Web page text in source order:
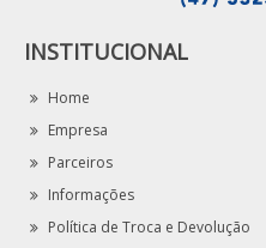
INSTITUCIONAL
Home
Empresa
Parceiros
Informações
Política de Troca e Devolução